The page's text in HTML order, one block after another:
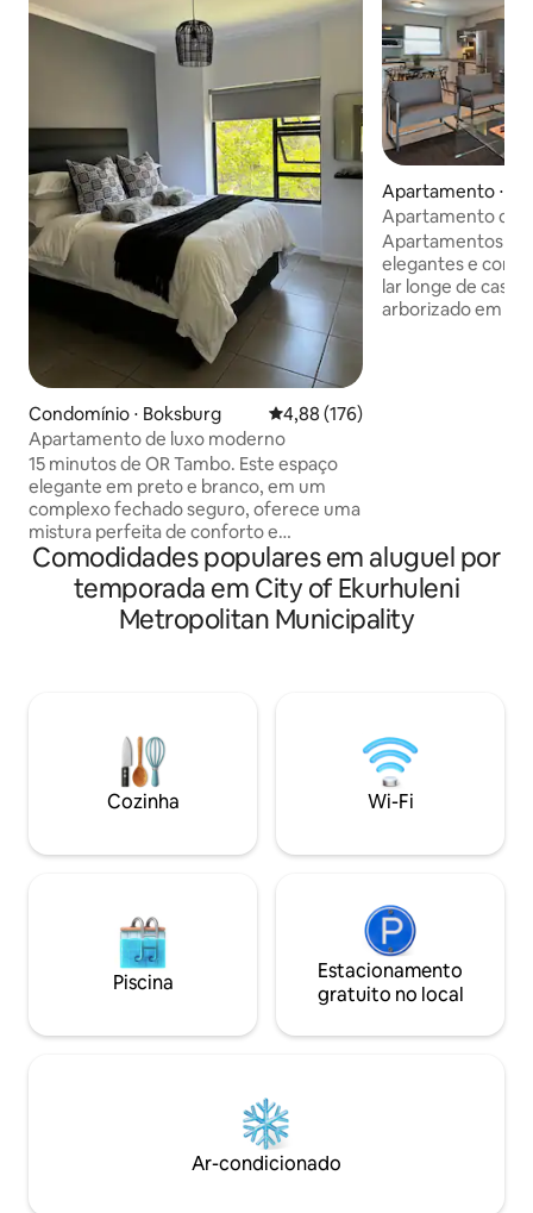
Condomínio ⋅ Boksburg 4,88 de uma avaliação média de
4,88 (176)
Apartamento de luxo moderno
15 minutos de OR Tambo. Este espaço
elegante em preto e branco, em um
complexo fechado seguro, oferece uma
mistura perfeita de conforto e
conveniência. Desfrute de uma vaga de
estacionamento dedicada, estilo de vida
tranquilo e acesso remoto ao portão.
Com uma luxuosa cama queen size e
gás e uma máquina de lavar louça.
Relaxe na varanda aconchegante e
desfrute de móveis premium, roupas de
cama e itens essenciais para refeições.
Apartamento ⋅
Apartamento de
Morningside
Apartamentos
elegantes e
lar longe de casa
arborizado em
Amazon Prime
próprio), espaço
Comodidades populares em aluguel por
temporada em City of Ekurhuleni
Metropolitan Municipality
Cozinha Wi-Fi
Piscina
Estacionamento
gratuito no local
Ar-condicionado